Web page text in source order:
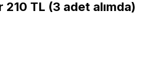
TL (3 adet alımda)